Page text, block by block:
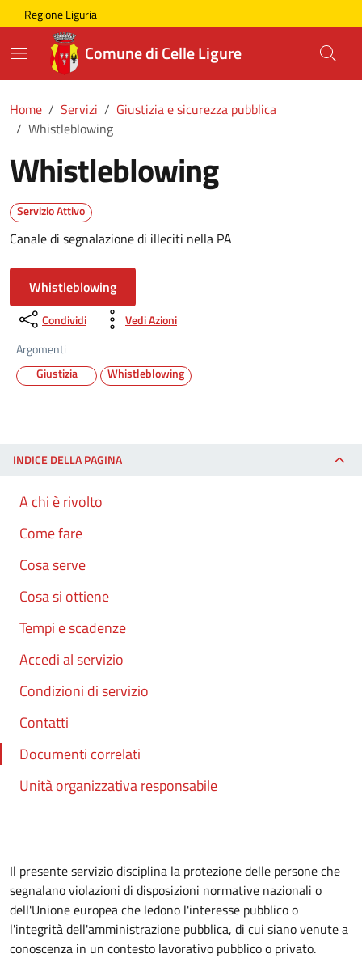
Skip to main content
Comune di Celle Ligure
Regione Liguria
Comune di Celle Ligure
Home Servizi
Giustizia e sicurezza pubblica
Whistleblowing
Whistleblowing
Servizio Attivo
Canale di segnalazione di illeciti nella PA
Whistleblowing
Condividi
Vedi Azioni
Argomenti
Giustizia
Whistleblowing
INDICE DELLA PAGINA
A chi è rivolto
Come fare
Cosa serve
Cosa si ottiene
Tempi e scadenze
Accedi al servizio
Condizioni di servizio
Contatti
Documenti correlati
Unità organizzativa responsabile
Il presente servizio disciplina la protezione delle persone che
segnalano violazioni di disposizioni normative nazionali o
dell'Unione europea che ledono l'interesse pubblico o
l'integrità dell'amministrazione pubblica, di cui siano venute a
conoscenza in un contesto lavorativo pubblico o privato.